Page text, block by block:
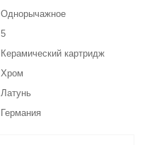
Однорычажное
5
Керамический картридж
Хром
Латунь
Германия